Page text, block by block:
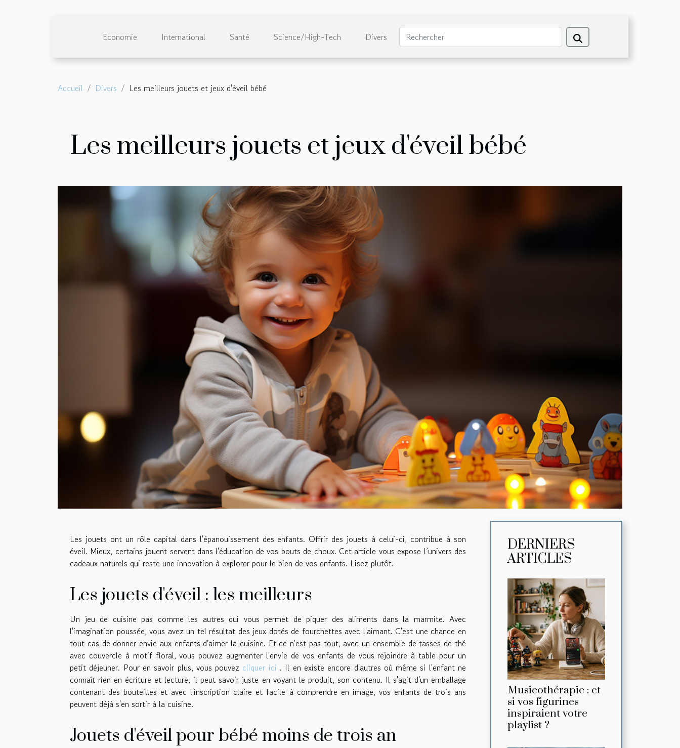
Economie International Santé Science/High-Tech Divers
Accueil Divers Les meilleurs jouets et jeux d'éveil bébé
Les meilleurs jouets et jeux d'éveil bébé
Les jouets ont un rôle capital dans l'épanouissement des enfants. Offrir des jouets à celui-ci, contribue à son
éveil. Mieux, certains jouent servent dans l'éducation de vos bouts de choux. Cet article vous expose l’univers des
cadeaux naturels qui reste une innovation à explorer pour le bien de vos enfants. Lisez plutôt.
Les jouets d'éveil : les meilleurs
Un jeu de cuisine pas comme les autres qui vous permet de piquer des aliments dans la marmite. Avec
l'imagination poussée, vous avez un tel résultat des jeux dotés de fourchettes avec l'aimant. C'est une chance en
tout cas de donner envie aux enfants d'aimer la cuisine. Et ce n'est pas tout, avec un ensemble de tasses de thé
avec couvercle à motif floral, vous pouvez augmenter l'envie de vos enfants de vous rejoindre à table pour un
petit déjeuner. Pour en savoir plus, vous pouvez cliquer ici . Il en existe encore d'autres où même si l'enfant ne
connaît rien en écriture et lecture, il peut savoir juste en voyant le produit, son contenu. Il s'agit d'un emballage
contenant des bouteilles et avec l'inscription claire et facile à comprendre en image, vos enfants de trois ans
peuvent déjà s'en sortir à la cuisine.
Jouets d'éveil pour bébé moins de trois an
DERNIERS
ARTICLES
Musicothérapie : et
si vos figurines
inspiraient votre
playlist ?